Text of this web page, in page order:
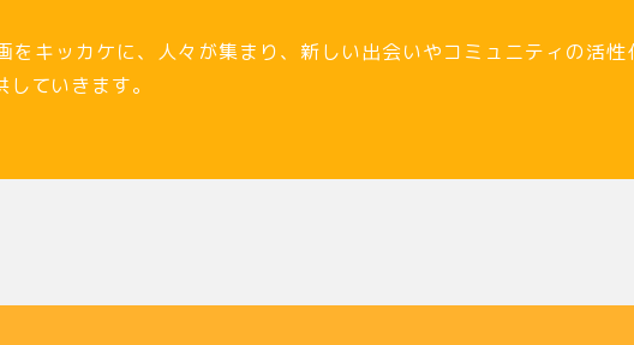
をキッカケに、人々が集まり、新しい出会いやコミュニティの活性
ていきます。